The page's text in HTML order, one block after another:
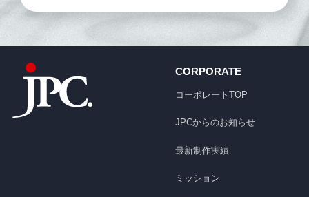
CORPORATE
コーポレートTOP
JPCからのお知らせ
最新制作実績
ミッション